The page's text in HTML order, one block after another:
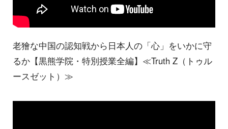
老獪な中国の認知戦から日本人の「心」をいかに守
るか【黒熊学院・特別授業全編】≪Truth Z（トゥル
ースゼット）≫